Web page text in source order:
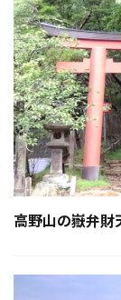
高野山の嶽弁